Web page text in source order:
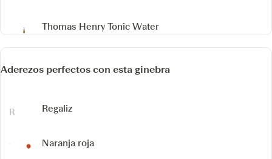
Thomas Henry Tonic Water
Aderezos perfectos con esta ginebra
Regaliz
Naranja roja